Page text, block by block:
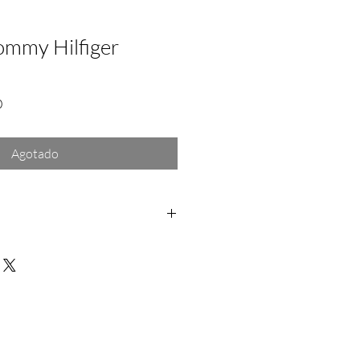
Hilfiger
Precio
oferta
Agotado
Aplica solo para fallas del